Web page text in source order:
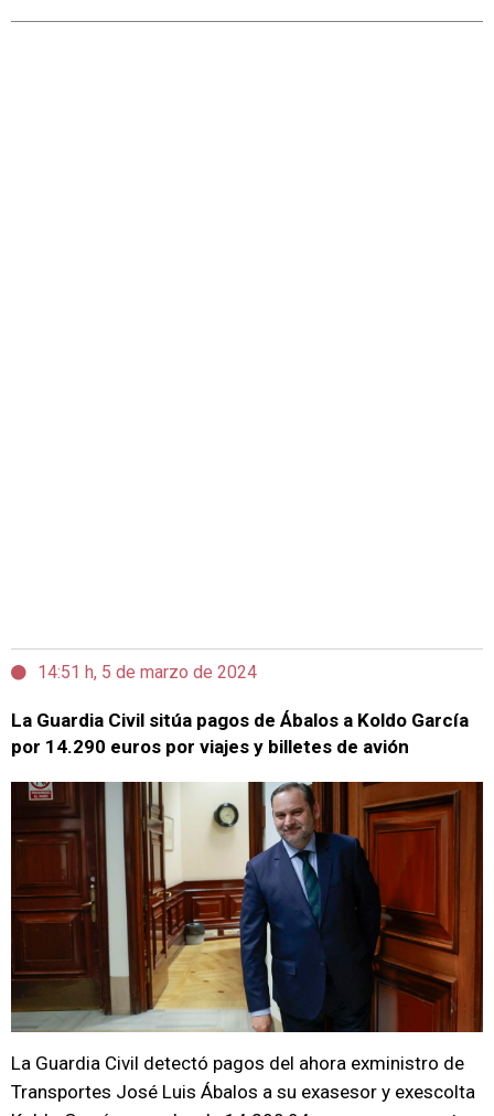
14:51 h, 5 de marzo de 2024
La Guardia Civil sitúa pagos de Ábalos a Koldo García
por 14.290 euros por viajes y billetes de avión
La Guardia Civil detectó pagos del ahora exministro de
Transportes José Luis Ábalos a su exasesor y exescolta